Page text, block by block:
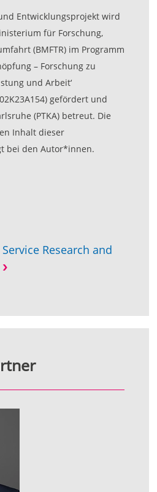
Entwicklungsprojekt wird
für Forschung,
(BMFTR) im Programm
– Forschung zu
und Arbeit‘
gefördert und
(PTKA) betreut. Die
Inhalt dieser
bei den Autor*innen.
Research and